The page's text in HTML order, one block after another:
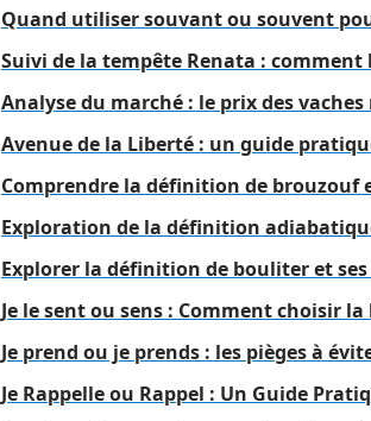
Quand utiliser souvant ou souvent
Suivi de la tempête Renata :
Analyse du marché : le prix des vaches
Avenue de la Liberté : un guide
Comprendre la définition de
Exploration de la définition
Explorer la définition de bouliter et
Je le sent ou sens : Comment choisir
Je prend ou je prends : les pièges à
Je Rappelle ou Rappel : Un Guide